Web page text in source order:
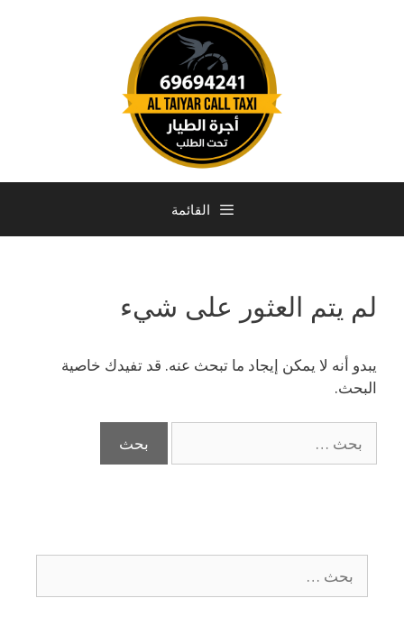
القائمة
لم يتم العثور على شيء
يبدو أنه لا يمكن إيجاد ما تبحث عنه. قد تفيدك خاصية
البحث.